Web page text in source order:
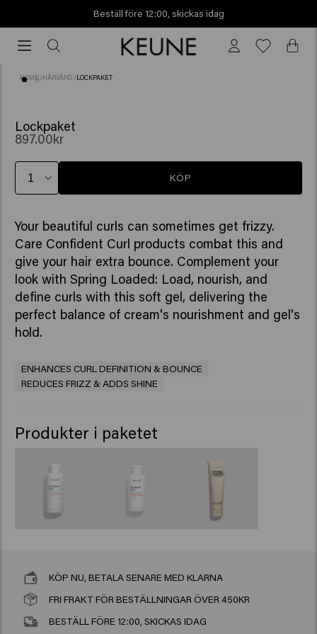
Beställ före 12:00, skickas idag
före
12:00,
HOME /HÅRVÅRD /LOCKPAKET
Lockpaket
897.00kr
KÖP
Your beautiful curls can sometimes get frizzy.
Care Confident Curl products combat this and
give your hair extra bounce. Complement your
look with Spring Loaded: Load, nourish, and
define curls with this soft gel, delivering the
perfect balance of cream's nourishment and gel's
hold.
ENHANCES CURL DEFINITION & BOUNCE
REDUCES FRIZZ & ADDS SHINE
Produkter i paketet
KÖP NU, BETALA SENARE MED KLARNA
FRI FRAKT FÖR BESTÄLLNINGAR ÖVER 450KR
BESTÄLL FÖRE 12:00, SKICKAS IDAG